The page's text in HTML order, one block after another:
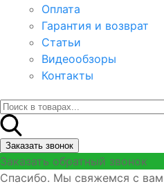
Оплата
Гарантия и возврат
Статьи
Видеообзоры
Контакты
Заказать звонок
Заказать обратный звонок
Спасибо. Мы свяжемся с